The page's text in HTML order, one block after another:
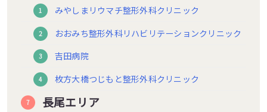
みやしまリウマチ整形外科クリニック
おおみち整形外科リハビリテーションクリニック
吉田病院
枚方大橋つじもと整形外科クリニック
長尾エリア